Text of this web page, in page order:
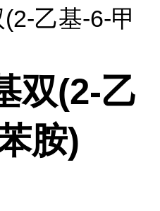
乙基-6-甲
双(2-乙
胺)